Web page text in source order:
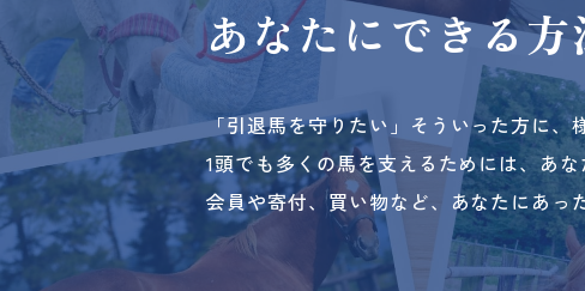
あなたにできる
「引退馬を守りたい」そういった方に
1頭でも多くの馬を支えるためには、あ
会員や寄付、買い物など、あなたにあっ